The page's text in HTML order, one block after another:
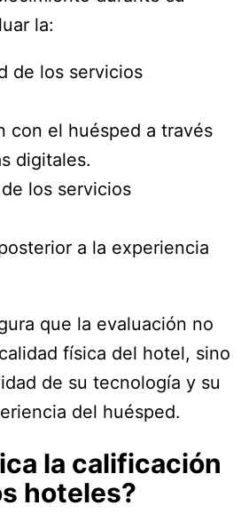
la:
de los servicios
con el huésped a través
digitales.
los servicios
a la experiencia
que la evaluación no
física del hotel, sino
de su tecnología y su
del huésped.
la calificación
hoteles?